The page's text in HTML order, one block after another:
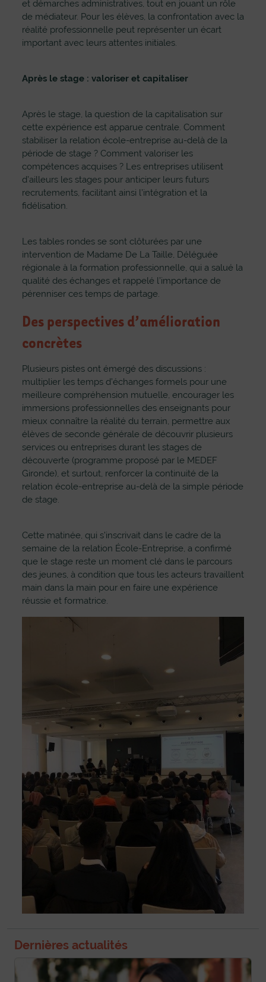
et démarches administratives, tout en jouant un rôle
de médiateur. Pour les élèves, la confrontation avec la
réalité professionnelle peut représenter un écart
important avec leurs attentes initiales.
Après le stage : valoriser et capitaliser
Après le stage, la question de la capitalisation sur
cette expérience est apparue centrale. Comment
stabiliser la relation école-entreprise au-delà de la
période de stage ? Comment valoriser les
compétences acquises ? Les entreprises utilisent
d’ailleurs les stages pour anticiper leurs futurs
recrutements, facilitant ainsi l’intégration et la
fidélisation.
Les tables rondes se sont clôturées par une
intervention de Madame De La Taille, Déléguée
régionale à la formation professionnelle, qui a salué la
qualité des échanges et rappelé l’importance de
pérenniser ces temps de partage.
Des perspectives d’amélioration
concrètes
Plusieurs pistes ont émergé des discussions :
multiplier les temps d’échanges formels pour une
meilleure compréhension mutuelle, encourager les
immersions professionnelles des enseignants pour
mieux connaître la réalité du terrain, permettre aux
élèves de seconde générale de découvrir plusieurs
services ou entreprises durant les stages de
découverte (programme proposé par le MEDEF
Gironde), et surtout, renforcer la continuité de la
relation école-entreprise au-delà de la simple période
de stage.
Cette matinée, qui s’inscrivait dans le cadre de la
semaine de la relation École-Entreprise, a confirmé
que le stage reste un moment clé dans le parcours
des jeunes, à condition que tous les acteurs travaillent
main dans la main pour en faire une expérience
réussie et formatrice.
Dernières actualités